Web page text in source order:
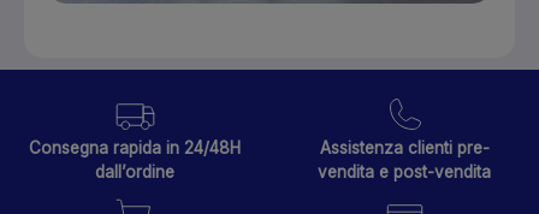
Consegna rapida in 24/48H
dall’ordine
Assistenza clienti pre-
vendita e post-vendita